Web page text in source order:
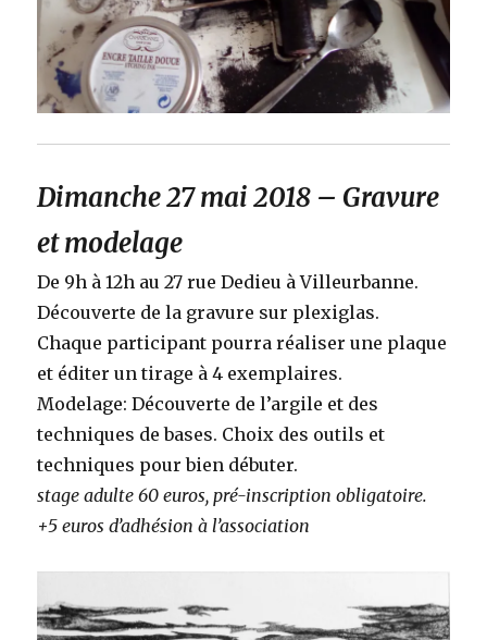
Dimanche 27 mai 2018 – Gravure
et modelage
De 9h à 12h au 27 rue Dedieu à Villeurbanne.
Découverte de la gravure sur plexiglas.
Chaque participant pourra réaliser une plaque
et éditer un tirage à 4 exemplaires.
Modelage: Découverte de l’argile et des
techniques de bases. Choix des outils et
techniques pour bien débuter.
stage adulte 60 euros, pré-inscription obligatoire.
+5 euros d’adhésion à l’association